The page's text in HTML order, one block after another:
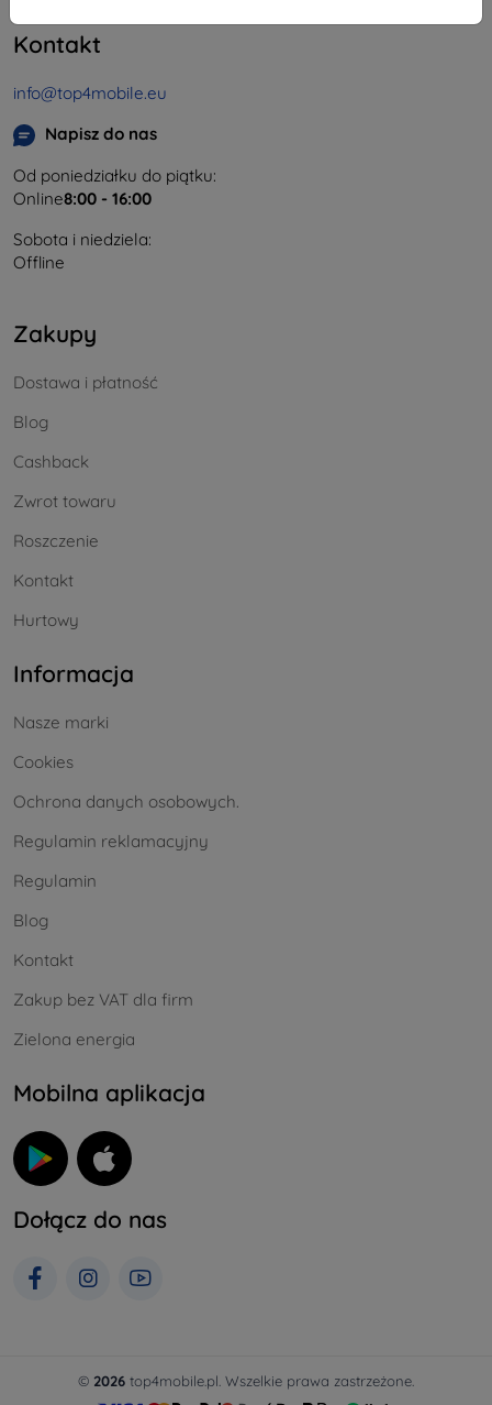
Kontakt
info@top4mobile.eu
Napisz do nas
Od poniedziałku do piątku:
Online8:00 - 16:00
Sobota i niedziela:
Offline
Zakupy
Dostawa i płatność
Blog
Cashback
Zwrot towaru
Roszczenie
Kontakt
Hurtowy
Informacja
Nasze marki
Cookies
Ochrona danych osobowych.
Regulamin reklamacyjny
Regulamin
Blog
Kontakt
Zakup bez VAT dla firm
Zielona energia
Mobilna aplikacja
Dołącz do nas
© 2026 top4mobile.pl. Wszelkie prawa zastrzeżone.